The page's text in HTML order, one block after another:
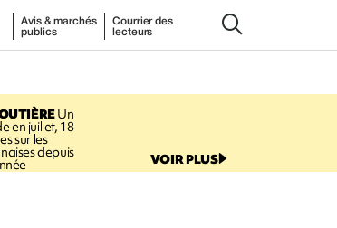
Avis & marchés
publics
Courrier des
lecteurs
Un
en juillet, 18
sur les
depuis VOIR PLUS